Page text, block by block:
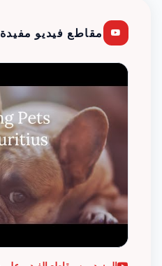
مقاطع فيديو مفيدة